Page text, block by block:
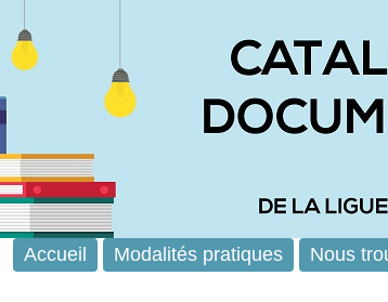
Accueil Modalités pratiques Nous